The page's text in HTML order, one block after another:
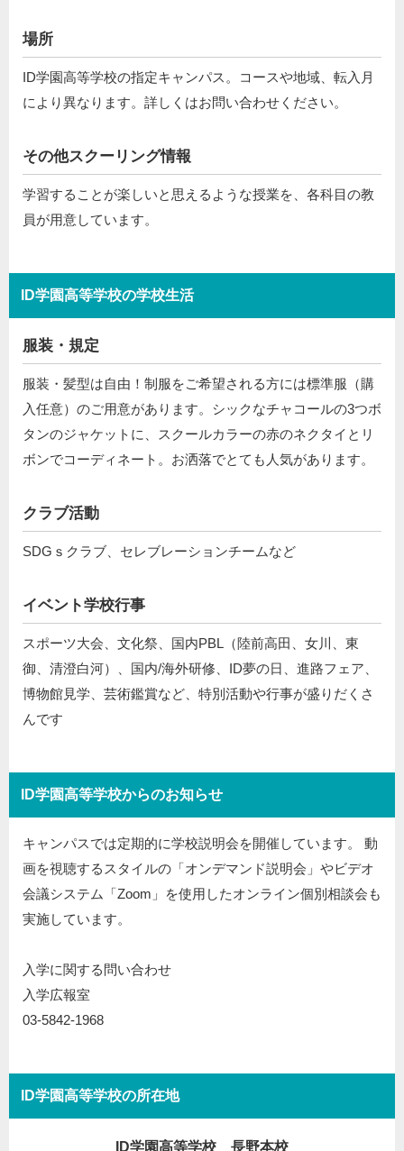
場所
ID学園高等学校の指定キャンパス。コースや地域、転入月
により異なります。詳しくはお問い合わせください。
その他スクーリング情報
学習することが楽しいと思えるような授業を、各科目の教
員が用意しています。
ID学園高等学校の学校生活
服装・規定
服装・髪型は自由！制服をご希望される方には標準服（購
入任意）のご用意があります。シックなチャコールの3つボ
タンのジャケットに、スクールカラーの赤のネクタイとリ
ボンでコーディネート。お洒落でとても人気があります。
クラブ活動
SDGｓクラブ、セレブレーションチームなど
イベント学校行事
スポーツ大会、文化祭、国内PBL（陸前高田、女川、東
御、清澄白河）、国内/海外研修、ID夢の日、進路フェア、
博物館見学、芸術鑑賞など、特別活動や行事が盛りだくさ
んです
ID学園高等学校からのお知らせ
キャンパスでは定期的に学校説明会を開催しています。 動
画を視聴するスタイルの「オンデマンド説明会」やビデオ
会議システム「Zoom」を使用したオンライン個別相談会も
実施しています。
入学に関する問い合わせ
入学広報室
03-5842-1968
ID学園高等学校の所在地
ID学園高等学校 長野本校